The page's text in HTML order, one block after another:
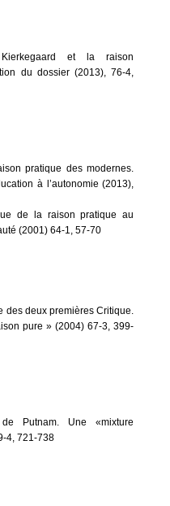
et la raison
du dossier (2013), 76-4,
pratique des modernes.
à l’autonomie (2013),
de la raison pratique au
(2001) 64-1, 57-70
des deux premières Critique.
pure » (2004) 67-3, 399-
Putnam. Une «mixture
4, 721-738